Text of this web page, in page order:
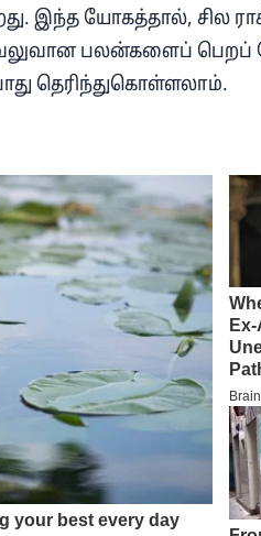
இந்த யோகத்தால், சில
வலுவான பலன்களைப் பெறப்
தெரிந்துகொள்ளலாம்.